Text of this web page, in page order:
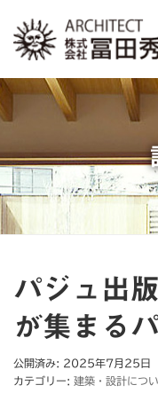
パジュ出
が集まる
公開済み: 2025年7月25日
カテゴリー: 建築・設計につ